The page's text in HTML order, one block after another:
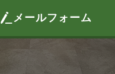
メールフォーム